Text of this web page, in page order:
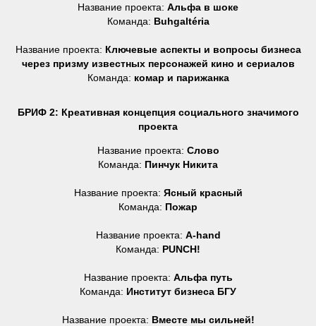
Название проекта: Альфа в шоке
Команда: Buhgaltéria
Название проекта: Ключевые аспекты и вопросы бизнеса
через призму известных персонажей кино и сериалов
Команда: комар и парижанка
БРИФ 2: Креативная концепция социального значимого
проекта
Название проекта: Слово
Команда: Пинчук Никита
Название проекта: Ясный красный
Команда: Пожар
Название проекта: A-hand
Команда: PUNCH!
Название проекта: Альфа путь
Команда: Институт бизнеса БГУ
Название проекта: Вместе мы сильней!